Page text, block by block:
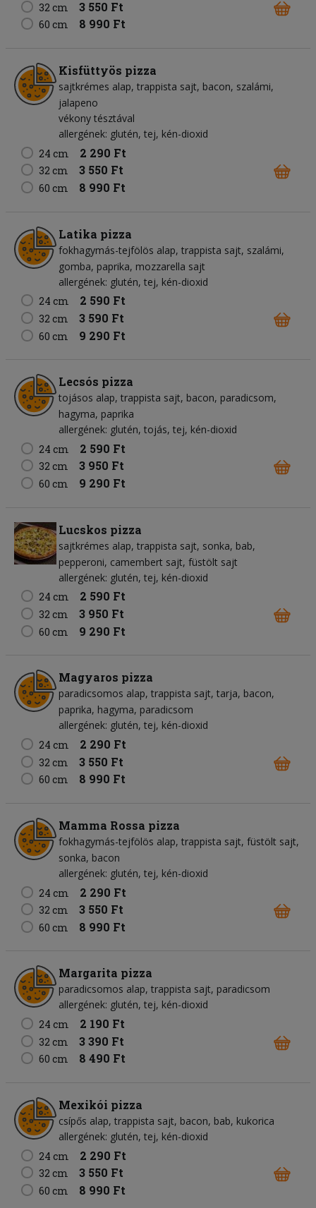
32 cm 3 550 Ft
60 cm 8 990 Ft
Kisfüttyös pizza
sajtkrémes alap trappista sajt bacon szalámi
jalapeno
vékony tésztával
allergének: glutén, tej, kén-dioxid
24 cm
2 290 Ft
32 cm 3 550 Ft
60 cm 8 990 Ft
Latika pizza
fokhagymás-tejfölös alap trappista sajt szalámi
gomba paprika mozzarella sajt
allergének: glutén, tej, kén-dioxid
24 cm
2 590 Ft
32 cm 3 590 Ft
60 cm 9 290 Ft
Lecsós pizza
tojásos alap trappista sajt bacon paradicsom
hagyma paprika
allergének: glutén, tojás, tej, kén-dioxid
24 cm
2 590 Ft
32 cm 3 950 Ft
60 cm 9 290 Ft
Lucskos pizza
sajtkrémes alap trappista sajt sonka bab
pepperoni camembert sajt füstölt sajt
allergének: glutén, tej, kén-dioxid
24 cm
2 590 Ft
32 cm 3 950 Ft
60 cm 9 290 Ft
Magyaros pizza
paradicsomos alap trappista sajt tarja bacon
paprika hagyma paradicsom
allergének: glutén, tej, kén-dioxid
24 cm
2 290 Ft
32 cm 3 550 Ft
60 cm 8 990 Ft
Mamma Rossa pizza
fokhagymás-tejfölös alap trappista sajt füstölt sajt
sonka bacon
allergének: glutén, tej, kén-dioxid
24 cm
2 290 Ft
32 cm 3 550 Ft
60 cm 8 990 Ft
Margarita pizza
paradicsomos alap trappista sajt paradicsom
allergének: glutén, tej, kén-dioxid
24 cm
2 190 Ft
32 cm 3 390 Ft
60 cm 8 490 Ft
Mexikói pizza
csípős alap trappista sajt bacon bab kukorica
allergének: glutén, tej, kén-dioxid
24 cm
2 290 Ft
32 cm 3 550 Ft
60 cm 8 990 Ft